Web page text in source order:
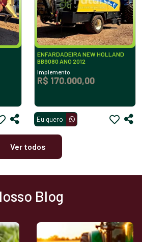
ENFARDADEIRA NEW HOLLAND
BB9080 ANO 2012
Implemento
R$ 170.000,00
Eu quero
Ver todos
Blog